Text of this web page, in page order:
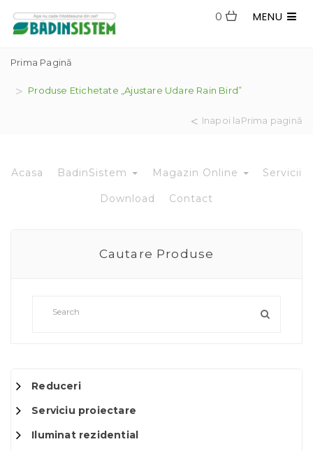
MENU
0
Prima Pagină
Produse Etichetate „ajustare Udare Rain Bird”
Inapoi laPrima pagină
Acasa BadinSistem Magazin Online Servicii
Download Contact
Cautare Produse
Reduceri
Serviciu proiectare
Iluminat rezidential